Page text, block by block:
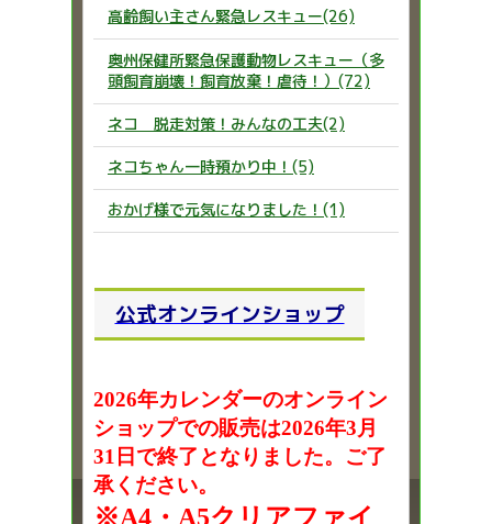
高齢飼い主さん緊急レスキュー(26)
奥州保健所緊急保護動物レスキュー（多
頭飼育崩壊！飼育放棄！虐待！）(72)
ネコ 脱走対策！みんなの工夫(2)
ネコちゃん一時預かり中！(5)
おかげ様で元気になりました！(1)
公式オンラインショップ
2026年カレンダーのオンライン
ショップでの販売は2026年3月
31日で終了となりました。ご了
承ください。
※A4・A5クリアファイ